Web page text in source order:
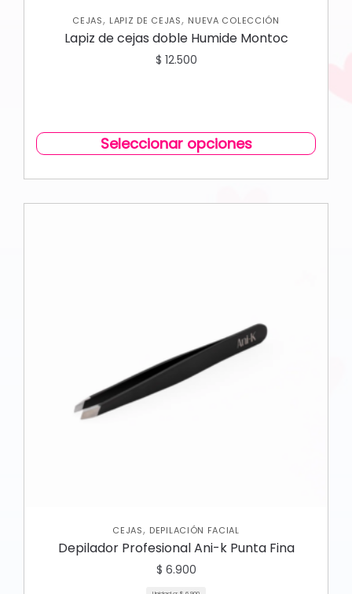
CEJAS, LAPIZ DE CEJAS, NUEVA COLECCIÓN
Lapiz de cejas doble Humide Montoc
$ 12.500
Seleccionar opciones
CEJAS, DEPILACIÓN FACIAL
Depilador Profesional Ani-k Punta Fina
$ 6.900